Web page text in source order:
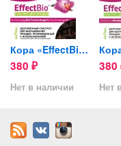
Кора «EffectBio™» Energy...
380 ₽
Нет в наличии
380
Нет